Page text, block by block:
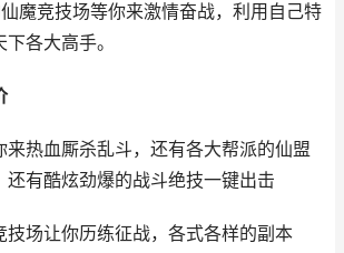
魔竞技场等你来激情奋战，利用自己特
各大高手。
来热血厮杀乱斗，还有各大帮派的仙盟
还有酷炫劲爆的战斗绝技一键出击
技场让你历练征战，各式各样的副本